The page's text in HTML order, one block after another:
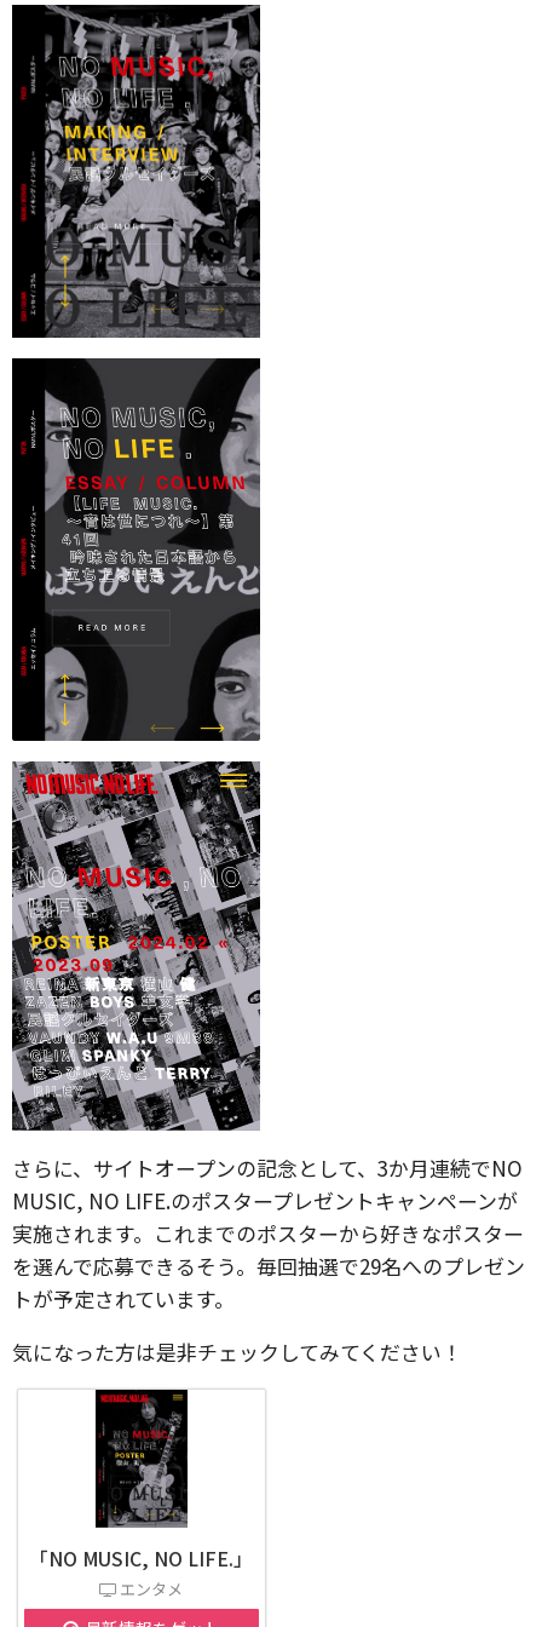
さらに、サイトオープンの記念として、3か月連続でNO
MUSIC, NO LIFE.のポスタープレゼントキャンペーンが
実施されます。これまでのポスターから好きなポスター
を選んで応募できるそう。毎回抽選で29名へのプレゼン
トが予定されています。
気になった方は是非チェックしてみてください！
「NO MUSIC, NO LIFE.」
エンタメ